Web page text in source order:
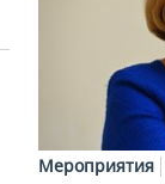
Мероприятия